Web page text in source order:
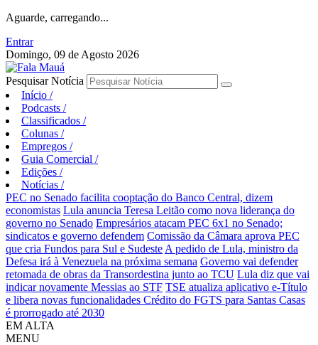
Aguarde, carregando...
Entrar
Domingo, 09 de Agosto 2026
Pesquisar Notícia
Início /
Podcasts /
Classificados /
Colunas /
Empregos /
Guia Comercial /
Edições /
Notícias /
PEC no Senado facilita cooptação do Banco Central, dizem
economistas Lula anuncia Teresa Leitão como nova liderança do
governo no Senado Empresários atacam PEC 6x1 no Senado;
sindicatos e governo defendem Comissão da Câmara aprova PEC
que cria Fundos para Sul e Sudeste A pedido de Lula, ministro da
Defesa irá à Venezuela na próxima semana Governo vai defender
retomada de obras da Transordestina junto ao TCU Lula diz que vai
indicar novamente Messias ao STF TSE atualiza aplicativo e-Título
e libera novas funcionalidades Crédito do FGTS para Santas Casas
é prorrogado até 2030
EM ALTA
MENU